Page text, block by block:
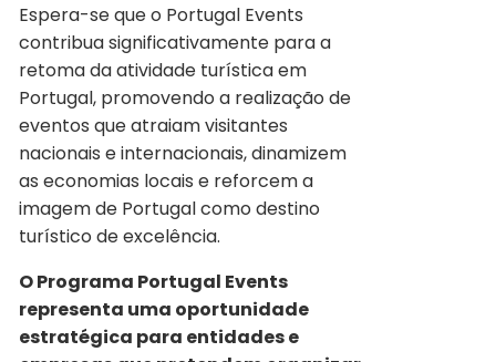
Espera-se que o Portugal Events
contribua significativamente para a
retoma da atividade turística em
Portugal, promovendo a realização de
eventos que atraiam visitantes
nacionais e internacionais, dinamizem
as economias locais e reforcem a
imagem de Portugal como destino
turístico de excelência.
O Programa Portugal Events
representa uma oportunidade
estratégica para entidades e